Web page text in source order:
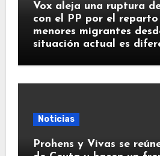
Vox aleja una ruptura
con el PP por el reparto
menores migrantes
situación actual es
Noticias
Prohens y Vivas se